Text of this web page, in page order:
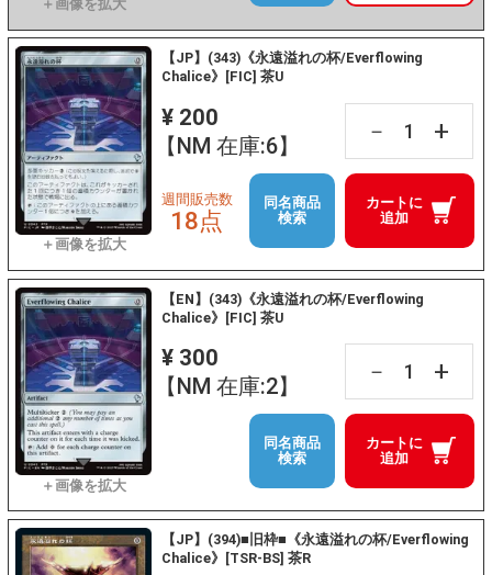
【JP】(343)《永遠溢れの杯/Everflowing
Chalice》[FIC] 茶U
¥ 200
【NM 在庫:6】
－ +
カートに
追加
週間販売数
18点
同名商品
検索
【EN】(343)《永遠溢れの杯/Everflowing
Chalice》[FIC] 茶U
¥ 300
【NM 在庫:2】
－ +
カートに
追加
同名商品
検索
【JP】(394)■旧枠■《永遠溢れの杯/Everflowing
Chalice》[TSR-BS] 茶R